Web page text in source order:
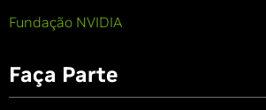
Fundação NVIDIA
Faça Parte